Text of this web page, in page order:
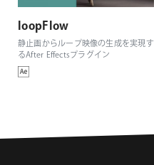
loopFlow
静止画からループ映像の生成を実現す
るAfter Effectsプラグイン